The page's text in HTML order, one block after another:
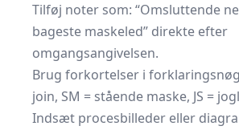
Tilføj noter som: “Omsluttende
bageste maskeled” direkte efter
omgangsangivelsen.
Brug forkortelser i
join, SM = stående maske, JS =
Indsæt procesbilleder eller